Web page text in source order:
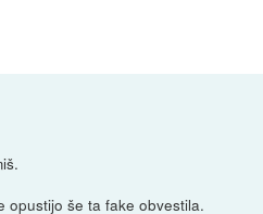
opustijo še ta fake obvestila.